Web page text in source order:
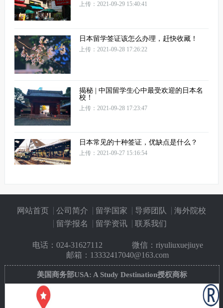
上传：2021-09-29 15:40:41
日本留学签证该怎么办理，赶快收藏！
上传：2021-09-28 17:26:22
揭秘 | 中国留学生心中最受欢迎的日本名
校！
上传：2021-09-28 17:23:47
日本常见的十种签证，优缺点是什么？
上传：2021-09-27 15:16:54
网站首页 公司简介 留学国家 导师团队
海外院校
留学报名
留学资讯 联系我们
电话： 024-31627112
微信：riyuliuxuejiuye
邮箱：13332417040@163.com
美国商务部USA: A Study Destination授权商标